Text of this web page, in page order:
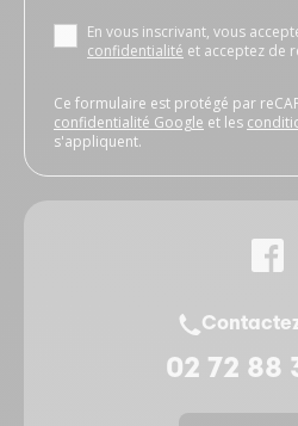
En vous inscrivant, vous
confidentialité et acceptez de
Ce formulaire est protégé par
confidentialité Google et les
s'appliquent.
02 72 88